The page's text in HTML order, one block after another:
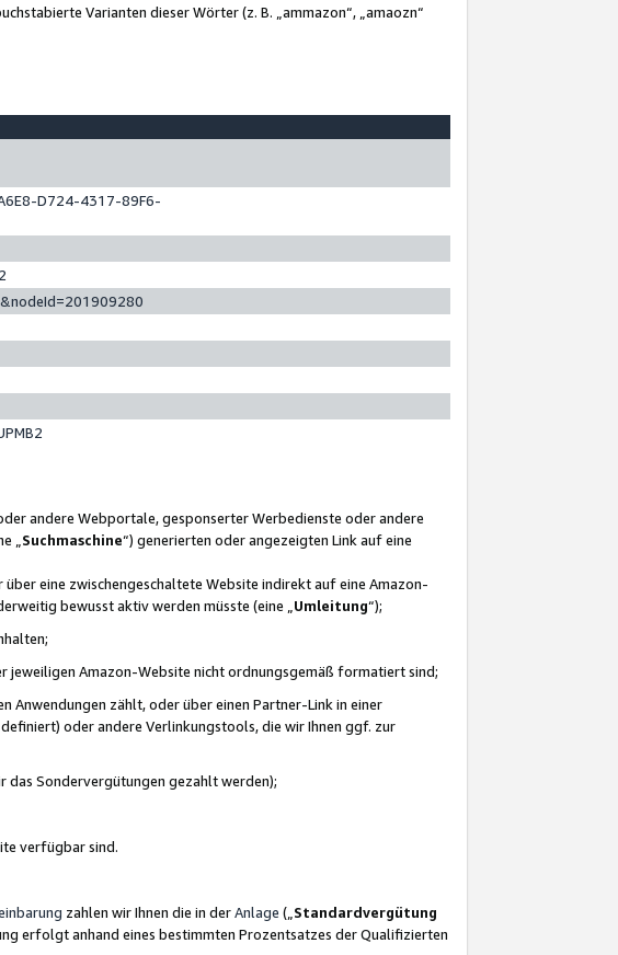
Varianten dieser Wörter (z. B. „ammazon“, „amaozn“
D724-4317-89F6-
andere Webportale, gesponserter Werbedienste oder andere
„ Suchmaschine“) generierten oder angezeigten Link auf eine
eine zwischengeschaltete Website indirekt auf eine Amazon-
bewusst aktiv werden müsste (eine „ Umleitung“);
Amazon-Website nicht ordnungsgemäß formatiert sind;
Anwendungen zählt, oder über einen Partner-Link in einer
oder andere Verlinkungstools, die wir Ihnen ggf. zur
das Sondervergütungen gezahlt werden);
verfügbar sind.
zahlen wir Ihnen die in derAnlage („ Standardvergütung
erfolgt anhand eines bestimmten Prozentsatzes der Qualifizierten